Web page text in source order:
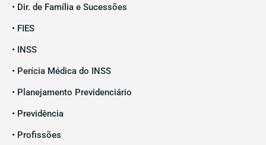
• Dir. de Família e Sucessões
• FIES
• INSS
• Perícia Médica do INSS
• Planejamento Previdenciário
• Previdência
• Profissões